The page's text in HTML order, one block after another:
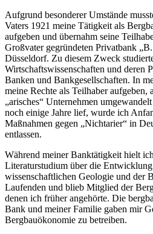
Aufgrund besonderer Umstände
Vaters 1921 meine Tätigkeit als
aufgeben und übernahm seine
Großvater gegründeten Privatbank
Düsseldorf. Zu diesem Zweck
Wirtschaftswissenschaften und deren
Banken und Bankgesellschaften. In
meine Rechte als Teilhaber aufgeben,
„arisches“ Unternehmen
noch einige Jahre lief, wurde ich
Maßnahmen gegen „Nichtarier“ in
entlassen.
Während meiner Banktätigkeit hielt
Literaturstudium über die
wissenschaftlichen Geologie und der
Laufenden und blieb Mitglied der
denen ich früher angehörte. Die
Bank und meiner Familie gaben mir
Bergbauökonomie zu betreiben.